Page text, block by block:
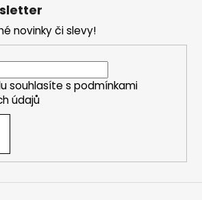
novinky či slevy!
souhlasíte s podmínkami
údajů